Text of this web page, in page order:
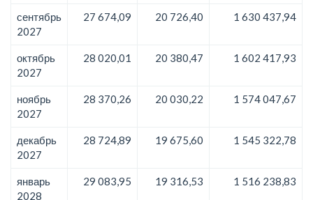
сентябрь
2027
27 674,09 20 726,40 1 630 437,94
октябрь
2027
28 020,01 20 380,47 1 602 417,93
ноябрь
2027
28 370,26 20 030,22 1 574 047,67
декабрь
2027
28 724,89 19 675,60 1 545 322,78
январь
2028
29 083,95 19 316,53 1 516 238,83